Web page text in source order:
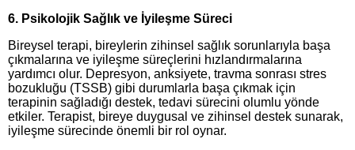
6. Psikolojik Sağlık ve İyileşme Süreci
Bireysel terapi, bireylerin zihinsel sağlık sorunlarıyla başa
çıkmalarına ve iyileşme süreçlerini hızlandırmalarına
yardımcı olur. Depresyon, anksiyete, travma sonrası stres
bozukluğu (TSSB) gibi durumlarla başa çıkmak için
terapinin sağladığı destek, tedavi sürecini olumlu yönde
etkiler. Terapist, bireye duygusal ve zihinsel destek sunarak,
iyileşme sürecinde önemli bir rol oynar.